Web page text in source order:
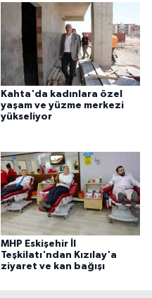
Kahta'da kadınlara özel
yaşam ve yüzme merkezi
yükseliyor
MHP Eskişehir İl
Teşkilatı'ndan Kızılay'a
ziyaret ve kan bağışı